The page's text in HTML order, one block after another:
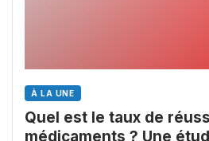
À LA UNE
Quel est le taux de
médicaments ? Une